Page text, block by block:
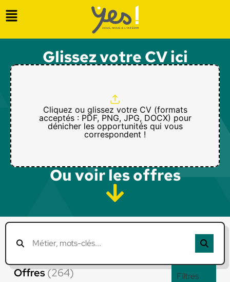
Glissez votre CV ici
Cliquez ou glissez votre CV (formats
acceptés : PDF, PNG, JPG, DOCX) pour
dénicher les opportunités qui vous
correspondent !
Ou voir les offres​
Offres(264) Filtres